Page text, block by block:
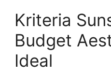
Kriteria
Budget
Ideal